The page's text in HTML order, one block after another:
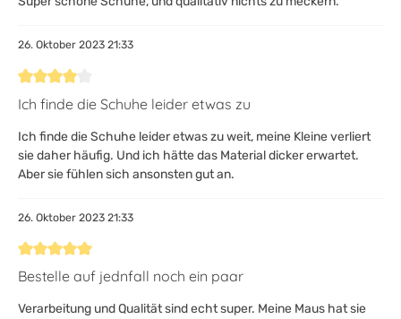
26. Oktober 2023 21:33
Bewertung mit 4 von 5 Sternen
Ich finde die Schuhe leider etwas zu
Ich finde die Schuhe leider etwas zu weit, meine Kleine verliert
sie daher häufig. Und ich hätte das Material dicker erwartet.
Aber sie fühlen sich ansonsten gut an.
26. Oktober 2023 21:33
Bewertung mit 5 von 5 Sternen
Bestelle auf jednfall noch ein paar
Verarbeitung und Qualität sind echt super. Meine Maus hat sie